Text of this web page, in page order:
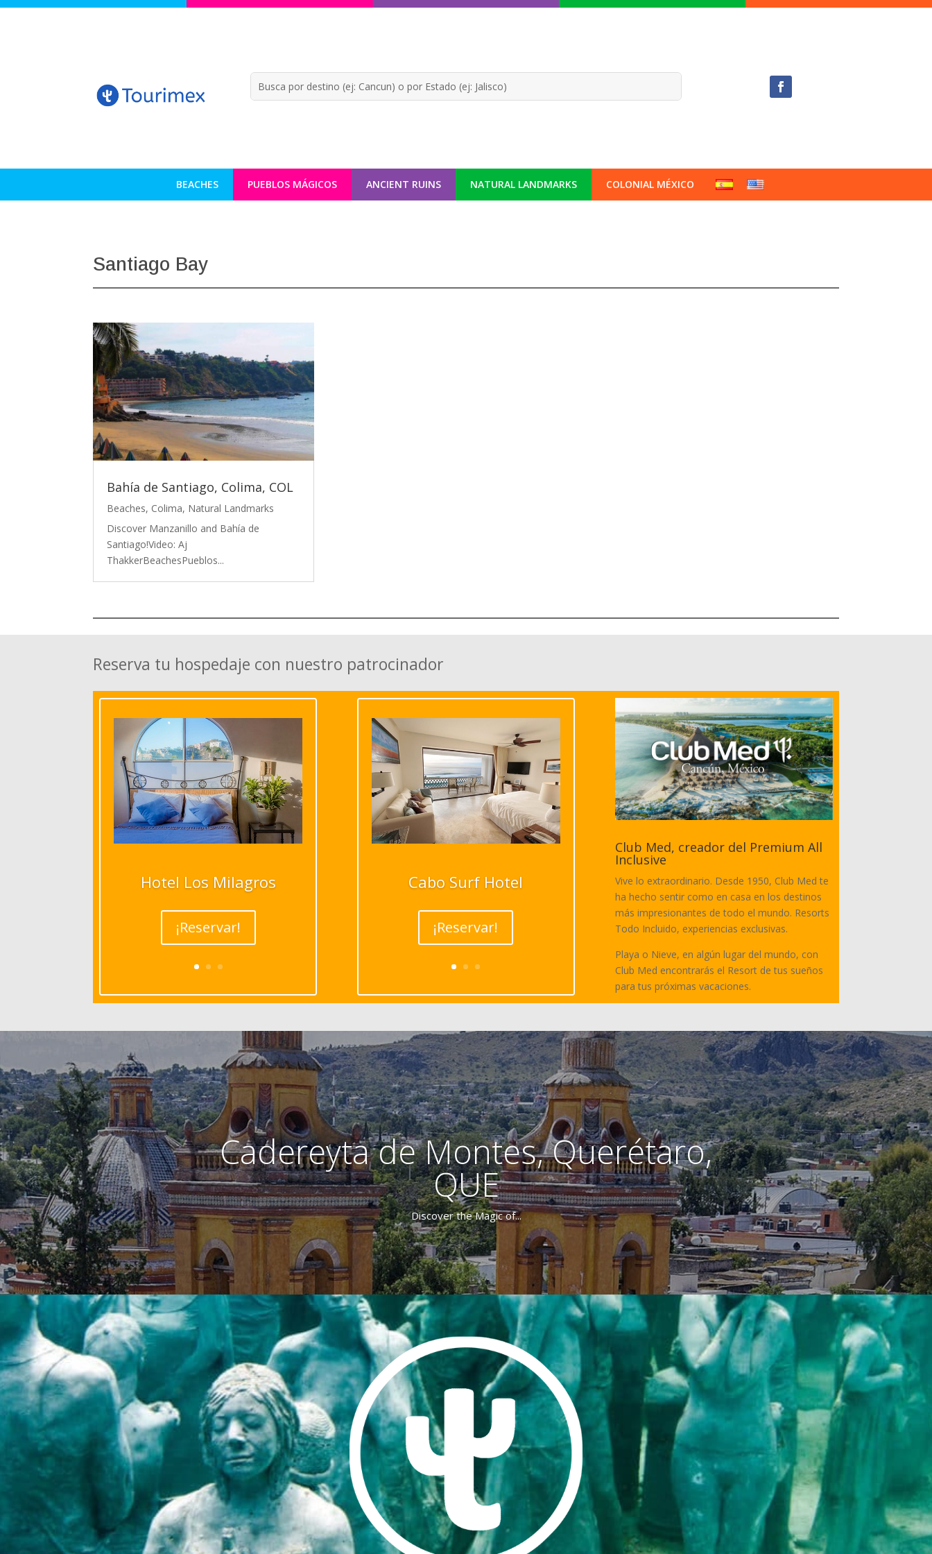
BEACHES PUEBLOS MÁGICOS ANCIENT RUINS NATURAL LANDMARKS COLONIAL MÉXICO
Santiago Bay
Bahía de Santiago, Colima, COL
Beaches, Colima, Natural Landmarks
Discover Manzanillo and Bahía de
Santiago!Video: Aj
ThakkerBeachesPueblos...
Reserva tu hospedaje con nuestro patrocinador
Hotel Los Milagros
¡Reservar!
Cabo Surf Hotel
¡Reservar!
Club Med, creador del Premium All
Inclusive
Vive lo extraordinario. Desde 1950, Club Med te
ha hecho sentir como en casa en los destinos
más impresionantes de todo el mundo. Resorts
Todo Incluido, experiencias exclusivas.
Playa o Nieve, en algún lugar del mundo, con
Club Med encontrarás el Resort de tus sueños
para tus próximas vacaciones.
Cadereyta de Montes, Querétaro,
QUE
Discover the Magic of...